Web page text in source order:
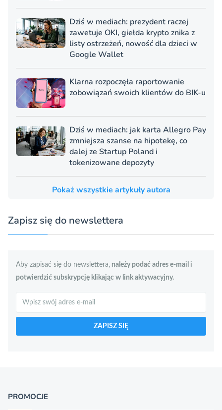
Dziś w mediach: prezydent raczej
zawetuje OKI, giełda krypto znika z
listy ostrzeżeń, nowość dla dzieci w
Google Wallet
Klarna rozpoczęła raportowanie
zobowiązań swoich klientów do BIK-u
Dziś w mediach: jak karta Allegro Pay
zmniejsza szanse na hipotekę, co
dalej ze Startup Poland i
tokenizowane depozyty
Pokaż wszystkie artykuły autora
Zapisz się do newslettera
Aby zapisać się do newslettera, należy podać adres e-mail i
potwierdzić subskrypcję klikając w link aktywacyjny.
ZAPISZ SIĘ
PROMOCJE